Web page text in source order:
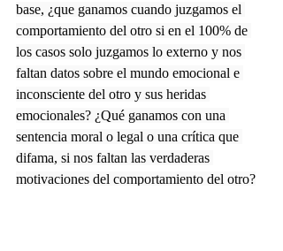
base, ¿que ganamos cuando juzgamos el
comportamiento del otro si en el 100% de
los casos solo juzgamos lo externo y nos
faltan datos sobre el mundo emocional e
inconsciente del otro y sus heridas
emocionales? ¿Qué ganamos con una
sentencia moral o legal o una crítica que
difama, si nos faltan las verdaderas
motivaciones del comportamiento del otro?